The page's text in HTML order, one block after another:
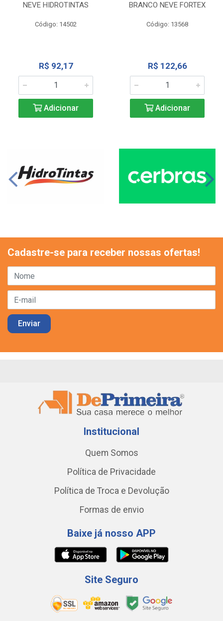
NEVE HIDROTINTAS
Código: 14502
R$ 92,17
Adicionar
BRANCO NEVE FORTEX
Código: 13568
R$ 122,66
Adicionar
Cadastre-se para receber nossas ofertas!
Institucional
Quem Somos
Política de Privacidade
Política de Troca e Devolução
Formas de envio
Baixe já nosso APP
Site Seguro